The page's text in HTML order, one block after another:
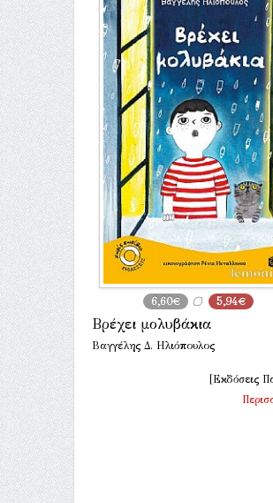
6,60€ 5,94€
Βρέχει μολυβάκια
Βαγγέλης Δ. Ηλιόπουλος
[Εκδόσεις